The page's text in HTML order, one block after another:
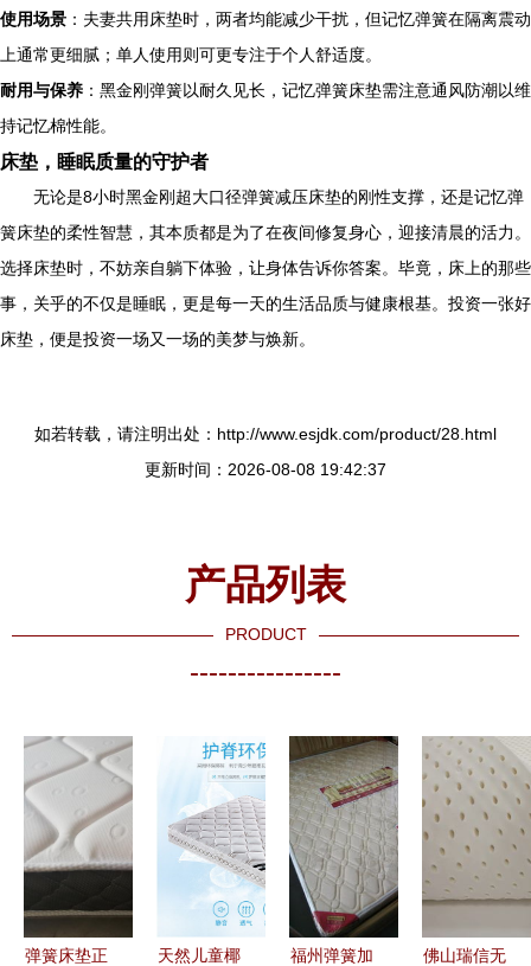
使用场景 ：夫妻共用床垫时，两者均能减少干扰，但记忆弹簧在隔离震动
上通常更细腻；单人使用则可更专注于个人舒适度。
耐用与保养 ：黑金刚弹簧以耐久见长，记忆弹簧床垫需注意通风防潮以维
持记忆棉性能。
床垫，睡眠质量的守护者
无论是8小时黑金刚超大口径弹簧减压床垫的刚性支撑，还是记忆弹
簧床垫的柔性智慧，其本质都是为了在夜间修复身心，迎接清晨的活力。
选择床垫时，不妨亲自躺下体验，让身体告诉你答案。毕竟，床上的那些
事，关乎的不仅是睡眠，更是每一天的生活品质与健康根基。投资一张好
床垫，便是投资一场又一场的美梦与焕新。
如若转载，请注明出处：http://www.esjdk.com/product/28.html
更新时间：2026-08-08 19:42:37
产品列表
PRODUCT
----------------
弹簧床垫正
天然儿童椰
福州弹簧加
佛山瑞信无